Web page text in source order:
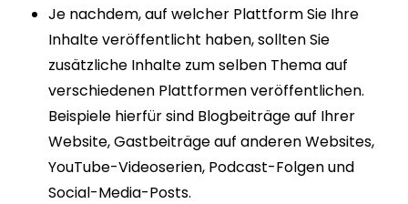
Je nachdem, auf welcher Plattform Sie Ihre
Inhalte veröffentlicht haben, sollten Sie
zusätzliche Inhalte zum selben Thema auf
verschiedenen Plattformen veröffentlichen.
Beispiele hierfür sind Blogbeiträge auf Ihrer
Website, Gastbeiträge auf anderen Websites,
YouTube-Videoserien, Podcast-Folgen und
Social-Media-Posts.